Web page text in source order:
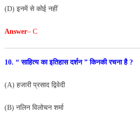
(D) इनमें से कोई नहीं
Answer– C
10. “ साहित्य का इतिहास दर्शन ” किनकी रचना है ?
(A) हजारी प्रसाद द्विवेदी
(B) नलिन विलोचन शर्मा